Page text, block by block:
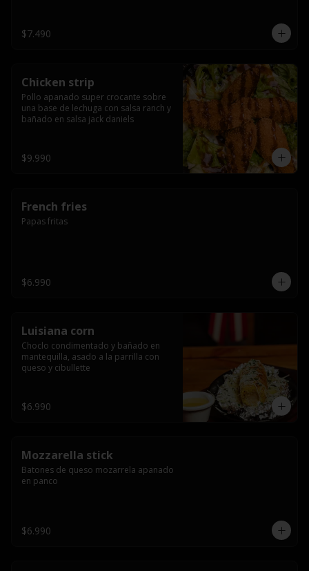
$7.490
Chicken strip
Pollo apanado super crocante sobre
una base de lechuga con salsa ranch y
bañado en salsa jack daniels
$9.990
French fries
Papas fritas
$6.990
Luisiana corn
Choclo condimentado y bañado en
mantequilla, asado a la parrilla con
queso y cibullette
$6.990
Mozzarella stick
Batones de queso mozarrela apanado
en panco
$6.990